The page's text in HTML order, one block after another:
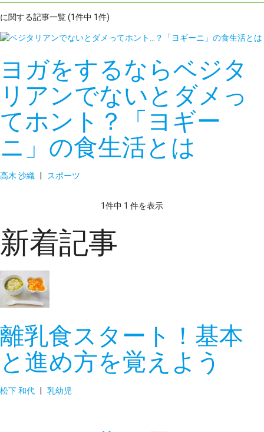
に関する記事一覧 (1件中 1件)
ヨガをするならベジタ
リアンでないとダメっ
てホント？「ヨギー
ニ」の食生活とは
高木 沙織 | スポーツ
1件中 1 件を表示
新着記事
離乳食スタート！基本
と進め方を覚えよう
松下 和代 | 乳幼児